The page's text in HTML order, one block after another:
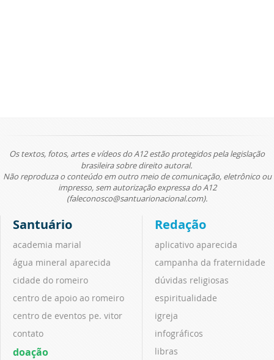
Os textos, fotos, artes e vídeos do A12 estão protegidos pela legislação
brasileira sobre direito autoral.
Não reproduza o conteúdo em outro meio de comunicação, eletrônico ou
impresso, sem autorização expressa do A12
(faleconosco@santuarionacional.com).
Santuário
academia marial
água mineral aparecida
cidade do romeiro
centro de apoio ao romeiro
centro de eventos pe. vitor
contato
doação
Redação
aplicativo aparecida
campanha da fraternidade
dúvidas religiosas
espiritualidade
igreja
infográficos
libras